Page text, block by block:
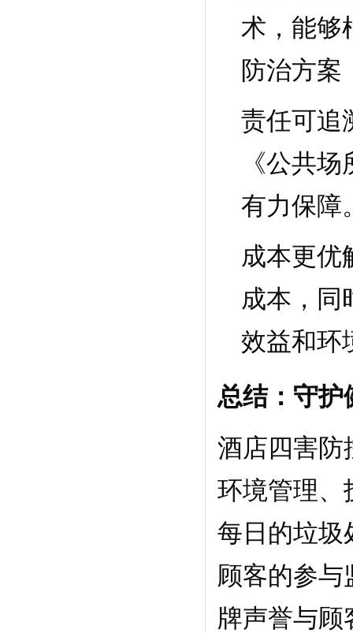
术，能够
防治方案
责任可追
《公共
有力保障
成本更优
成本，同
效益和环
总结：守护
酒店四害防
环境管理、
每日的垃圾
顾客的参与
牌声誉与顾